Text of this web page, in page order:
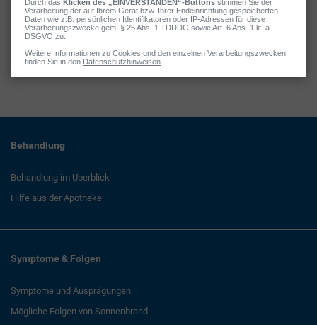
Jennifer Hamatschek
Tatiana Schmid
Sandra Winter
Behandlung
Behandlung im Überblick
Hilfe aus der Apotheke
Symptome & Folgen
Symptome und Ausprägungen
Mögliche Folgen von Sonnenbrand